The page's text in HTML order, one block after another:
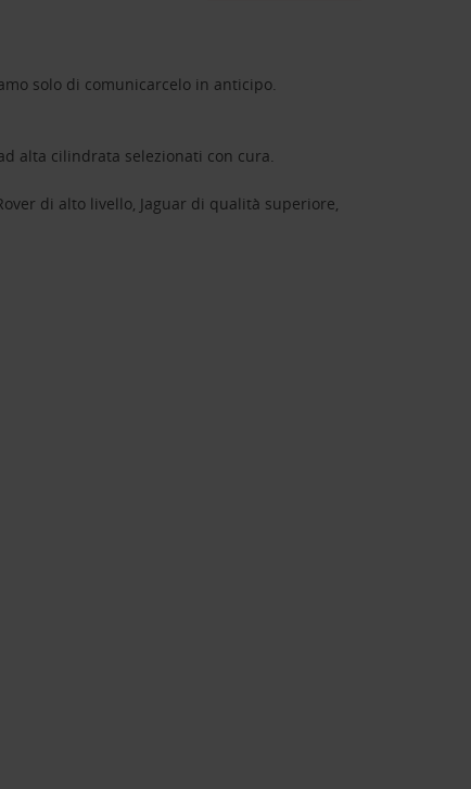
solo di comunicarcelo in anticipo.
alta cilindrata selezionati con cura.
di alto livello, Jaguar di qualità superiore,